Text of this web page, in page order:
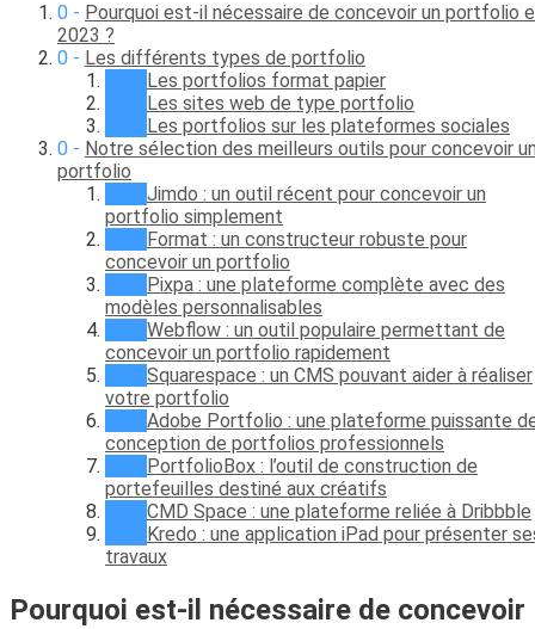
Pourquoi est-il nécessaire de concevoir un portfolio
2023 ?
Les différents types de portfolio
Les portfolios format papier
Les sites web de type portfolio
Les portfolios sur les plateformes sociales
Notre sélection des meilleurs outils pour concevoir
portfolio
Jimdo : un outil récent pour concevoir un
portfolio simplement
Format : un constructeur robuste pour
concevoir un portfolio
Pixpa : une plateforme complète avec des
modèles personnalisables
Webflow : un outil populaire permettant de
concevoir un portfolio rapidement
Squarespace : un CMS pouvant aider à réaliser
votre portfolio
Adobe Portfolio : une plateforme puissante
conception de portfolios professionnels
PortfolioBox : l’outil de construction de
portefeuilles destiné aux créatifs
CMD Space : une plateforme reliée à Dribbble
Kredo : une application iPad pour présenter
travaux
Pourquoi est-il nécessaire de concevoir